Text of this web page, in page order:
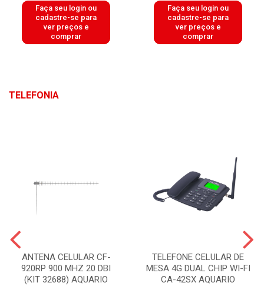
Faça seu login ou
cadastre-se para
ver preços e
comprar
Faça seu login ou
cadastre-se para
ver preços e
comprar
TELEFONIA
ANTENA CELULAR CF-
920RP 900 MHZ 20 DBI
(KIT 32688) AQUARIO
TELEFONE CELULAR DE
MESA 4G DUAL CHIP WI-FI
CA-42SX AQUARIO